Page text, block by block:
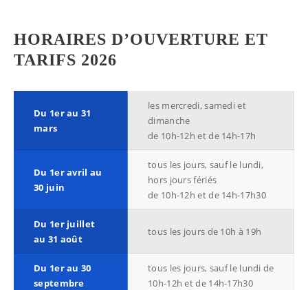
HORAIRES D’OUVERTURE ET
TARIFS 2026
Du 1er au 31
mars
les mercredi, samedi et
dimanche
de 10h-12h et de 14h-17h
Du 1er avril au
30 juin
tous les jours, sauf le lundi,
hors jours fériés
de 10h-12h et de 14h-17h30
Du 1er juillet
au 31 août
tous les jours de 10h à 19h
Du 1er au 30
septembre
tous les jours, sauf le lundi de
10h-12h et de 14h-17h30